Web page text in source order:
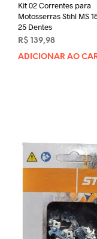
Kit 02 Correntes para
Motosserras Stihl MS
25 Dentes
R$ 139,98
ADICIONAR AO